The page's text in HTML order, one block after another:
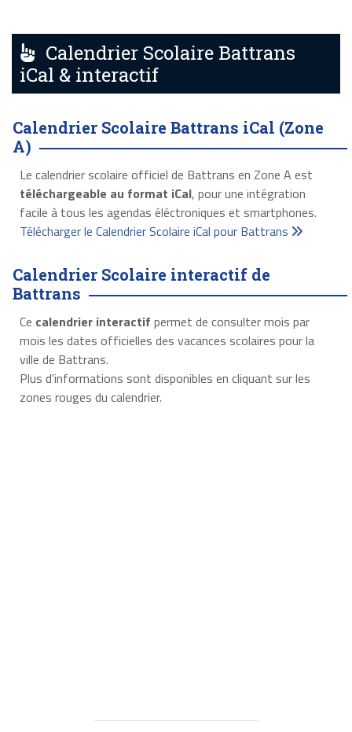
Calendrier Scolaire Battrans
iCal & interactif
Calendrier Scolaire Battrans iCal (Zone
A)
Le calendrier scolaire officiel de Battrans en Zone A est
téléchargeable au format iCal, pour une intégration
facile à tous les agendas éléctroniques et smartphones.
Télécharger le Calendrier Scolaire iCal pour Battrans
Calendrier Scolaire interactif de
Battrans
Ce calendrier interactif permet de consulter mois par
mois les dates officielles des vacances scolaires pour la
ville de Battrans.
Plus d'informations sont disponibles en cliquant sur les
zones rouges du calendrier.